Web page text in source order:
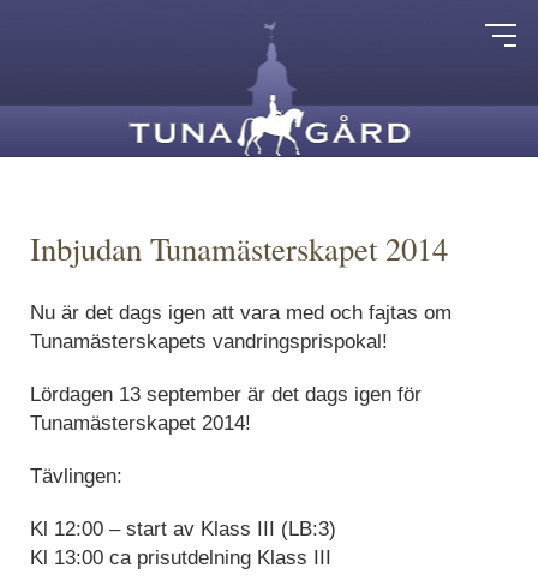
Inbjudan Tunamästerskapet 2014
Nu är det dags igen att vara med och fajtas om
Tunamästerskapets vandringsprispokal!
Lördagen 13 september är det dags igen för
Tunamästerskapet 2014!
Tävlingen:
Kl 12:00 – start av Klass III (LB:3)
Kl 13:00 ca prisutdelning Klass III